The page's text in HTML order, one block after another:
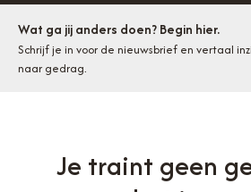
Wat ga jij anders doen? Begin hier.
Schrijf je in voor de nieuwsbrief en vertaal
naar gedrag.
Je traint geen